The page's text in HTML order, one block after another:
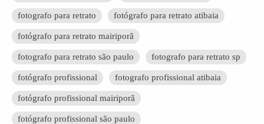
fotografo para retrato fotógrafo para retrato atibaia
fotógrafo para retrato mairiporã
fotografo para retrato são paulo fotografo para retrato sp
fotógrafo profissional fotografo profissional atibaia
fotógrafo profissional mairiporã
fotógrafo profissional são paulo